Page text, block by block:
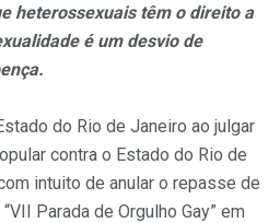
heterossexuais têm o direito a
é um desvio de
do Rio de Janeiro ao julgar
contra o Estado do Rio de
intuito de anular o repasse de
Parada de Orgulho Gay” em